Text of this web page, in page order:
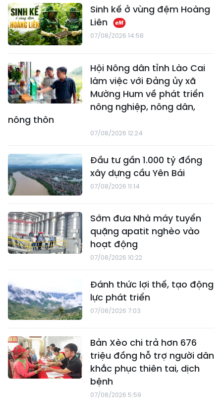
Sinh kế ở vùng đệm Hoàng
Liên
07/08/2026 14:58
Hội Nông dân tỉnh Lào Cai
làm việc với Đảng ủy xã
Mường Hum về phát triển
nông nghiệp, nông dân,
nông thôn
07/08/2026 12:24
Đầu tư gần 1.000 tỷ đồng
xây dựng cầu Yên Bái
07/08/2026 11:14
Sớm đưa Nhà máy tuyển
quặng apatit nghèo vào
hoạt động
07/08/2026 10:22
Đánh thức lợi thế, tạo động
lực phát triển
07/08/2026 7:03
Bản Xèo chi trả hơn 676
triệu đồng hỗ trợ người dân
khắc phục thiên tai, dịch
bệnh
07/08/2026 5:59